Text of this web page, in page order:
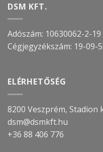
DSM KFT.
Adószám: 10630062-2-19
Cégjegyzékszám: 19-09-
ELÉRHETŐSÉG
8200 Veszprém, Stadion
dsm@dsmkft.hu
+36 88 406 776